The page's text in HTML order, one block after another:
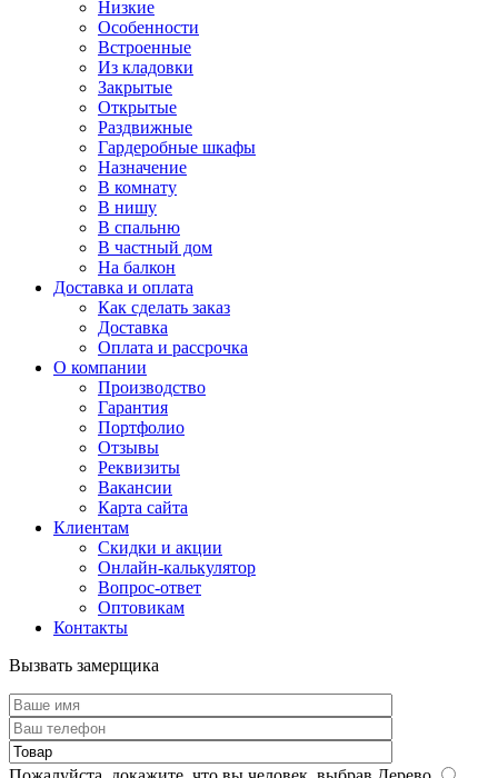
Низкие
Особенности
Встроенные
Из кладовки
Закрытые
Открытые
Раздвижные
Гардеробные шкафы
Назначение
В комнату
В нишу
В спальню
В частный дом
На балкон
Доставка и оплата
Как сделать заказ
Доставка
Оплата и рассрочка
О компании
Производство
Гарантия
Портфолио
Отзывы
Реквизиты
Вакансии
Карта сайта
Клиентам
Скидки и акции
Онлайн-калькулятор
Вопрос-ответ
Оптовикам
Контакты
Вызвать замерщика